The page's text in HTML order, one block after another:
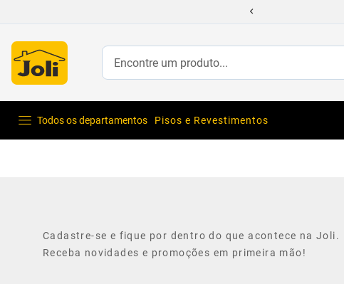
Encontre um produto...
Todos os departamentos Pisos e Revestimentos
Cadastre-se e fique por dentro do que acontece na Joli.
Receba novidades e promoções em primeira mão!